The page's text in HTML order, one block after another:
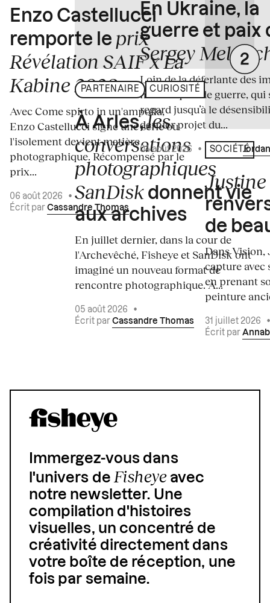
Enzo Castellucci
remporte le prix
Révélation SAIF x La
Kabine 2026
Avec Come spirto in un'ampolla,
Enzo Castellucci signe une série où
l'isolement devient matière
photographique. Récompensé par le
prix...
06 août 2026
•
Écrit par Cassandre Thomas
PARTENAIRE CURIOSITÉ
À Arles,les
conversations
photographiques
SanDisk donnent vie
aux archives
En juillet dernier, dans la cour de
l'Archevêché, Fisheye et SanDisk ont
imaginé un nouveau format de
rencontre photographique. À...
05 août 2026
•
Écrit par Cassandre Thomas
En Ukraine, la
guerre et paix
Sergey
Loin de la déferlante des
médiatiques de guerre, qui
regard jusqu’à le
dernier projet du...
04 août 2026 • Écrit par
SOCIÉTÉ
de
Dans
capture avec
en prenant
peinture
31 juillet 2026
Écrit par
Immergez-vous dans
l'univers deFisheyeavec
notre newsletter. Une
compilation d'histoires
visuelles, un concentré de
créativité directement dans
votre boîte de réception, une
fois par semaine.